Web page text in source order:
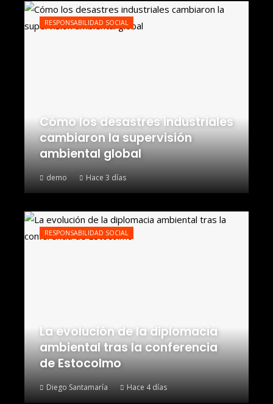
RESPONSABILIDAD SOCIAL
Cómo los desastres industriales
cambiaron la supervisión
ambiental global
demo Hace 3 días
RESPONSABILIDAD SOCIAL
La evolución de la diplomacia
ambiental tras la conferencia
de Estocolmo
Diego Santamaría Hace 4 días